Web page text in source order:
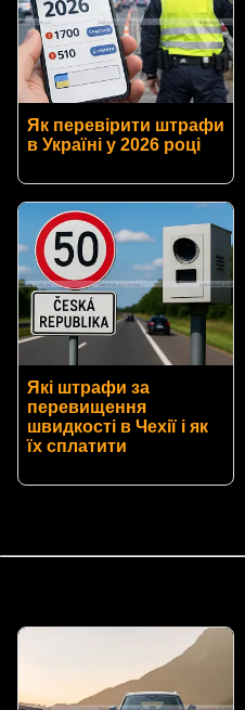
Як перевірити штрафи
в Україні у 2026 році
Які штрафи за
перевищення
швидкості в Чехії і як
їх сплатити